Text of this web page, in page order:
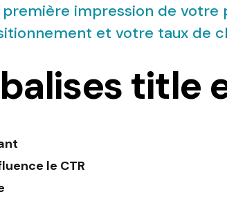
impression de votre
et votre taux de
title
le CTR